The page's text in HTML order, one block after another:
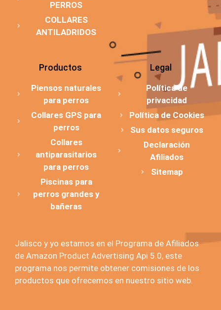
PERROS
COLLARES
ANTILADRIDOS
Productos
Piensos naturales
para perros
Collares GPS para
perros
Collares
antiparasitarios
para perros
Piscinas para
perros grandes y
bañeras
Legal
Política de
privacidad
Política de Cookies
Sus datos seguros
Declaración
Afiliados
Sitemap
Jalisco y yo estamos en el Programa de Afiliados
de Amazon Product Advertising Api 5.0, este
programa nos permite obtener comisiones de los
productos que ofrecemos en nuestro sitio web.